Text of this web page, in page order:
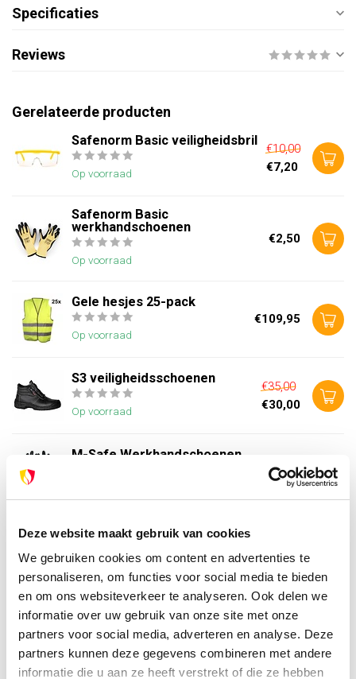
Deze website maakt gebruik van cookies
We gebruiken cookies om content en advertenties te
personaliseren, om functies voor social media te bieden
en om ons websiteverkeer te analyseren. Ook delen we
informatie over uw gebruik van onze site met onze
partners voor social media, adverteren en analyse. Deze
partners kunnen deze gegevens combineren met andere
informatie die u aan ze heeft verstrekt of die ze hebben
Specificaties
Reviews
Gerelateerde producten
Safenorm Basic veiligheidsbril
Op voorraad
€10,00
€7,20
Safenorm Basic
werkhandschoenen
Op voorraad
€2,50
Gele hesjes 25-pack
Op voorraad
€109,95
S3 veiligheidsschoenen
Op voorraad
€35,00
€30,00
M-Safe Werkhandschoenen
€4,95
Heb je vragen over dit product?
Of heb je hulp nodig bij je bestelling? Neem contact op
met onze klantenservice. We helpen je graag verder!
info@brandpreventie.be
+31 (0) 6 82095086